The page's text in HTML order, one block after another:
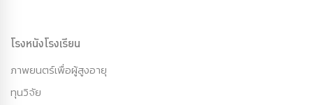
โรงหนังโรงเรียน
ภาพยนตร์เพื่อผู้สูงอายุ
ทุนวิจัย